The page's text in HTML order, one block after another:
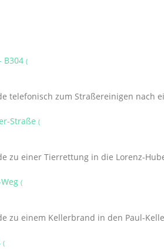
B304 (
telefonisch zum Straßereinigen nach
Straße (
zu einer Tierrettung in die Lorenz-
(
zu einem Kellerbrand in den Paul-
(